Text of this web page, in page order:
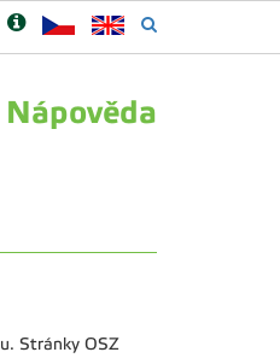
Nápověda
Stránky OSZ